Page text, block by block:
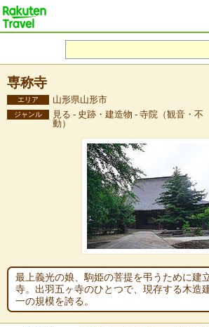
専称寺
エリア 山形県山形市
ジャンル
見る - 史跡・建造物 - 寺院（観音・不
動）
最上義光の娘、駒姫の菩提を弔うために建
寺。出羽五ヶ寺のひとつで、現存する木造
一の規模を誇る。